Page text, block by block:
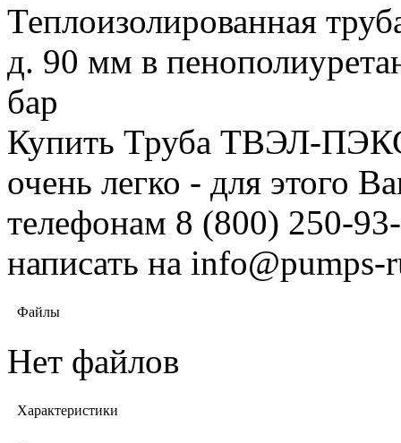
Теплоизолированная
д. 90 мм в
бар
Купить Труба ТВЭЛ-
очень легко - для этого
телефонам 8 (800) 250-
написать на info@pumps-
Файлы
Нет файлов
Характеристики